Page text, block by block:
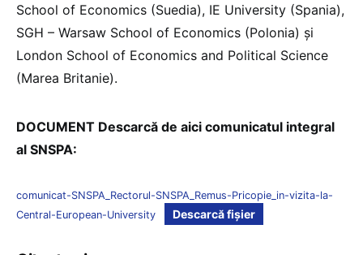
School of Economics (Suedia), IE University (Spania),
SGH – Warsaw School of Economics (Polonia) și
London School of Economics and Political Science
(Marea Britanie).
DOCUMENT Descarcă de aici comunicatul integral
al SNSPA:
comunicat-SNSPA_Rectorul-SNSPA_Remus-Pricopie_in-vizita-la-
Central-European-University
Descarcă fișier